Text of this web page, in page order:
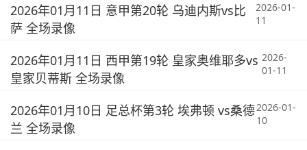
2026年01月11日 意甲第20轮 乌迪内斯vs比
萨 全场录像
2026-01-
11
2026年01月11日 西甲第19轮 皇家奥维耶多vs
皇家贝蒂斯 全场录像
2026-
01-11
2026年01月10日 足总杯第3轮 埃弗顿 vs桑德
兰 全场录像
2026-01-
10